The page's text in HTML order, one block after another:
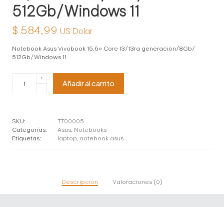
512Gb/Windows 11
$ 584,99 US Dolar
Notebook Asus Vivobook 15,6» Core I3/13ra generación/8Gb/
512Gb/Windows 11
Notebook
Asus
I3/8Gb/
512Gb/Windows
11
-
+
Añadir al carrito
SKU:
TT00005
Categorías:
Asus Notebooks
Etiquetas:
laptop notebook asus
Descripción Valoraciones (0)